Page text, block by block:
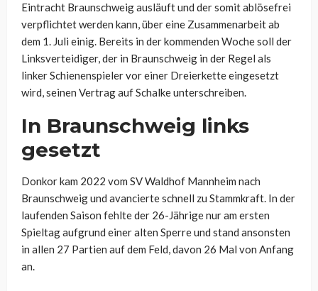
Eintracht Braunschweig ausläuft und der somit ablösefrei
verpflichtet werden kann, über eine Zusammenarbeit ab
dem 1. Juli einig. Bereits in der kommenden Woche soll der
Linksverteidiger, der in Braunschweig in der Regel als
linker Schienenspieler vor einer Dreierkette eingesetzt
wird, seinen Vertrag auf Schalke unterschreiben.
In Braunschweig links
gesetzt
Donkor kam 2022 vom SV Waldhof Mannheim nach
Braunschweig und avancierte schnell zu Stammkraft. In der
laufenden Saison fehlte der 26-Jährige nur am ersten
Spieltag aufgrund einer alten Sperre und stand ansonsten
in allen 27 Partien auf dem Feld, davon 26 Mal von Anfang
an.